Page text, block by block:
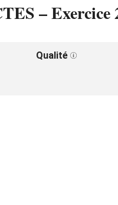
– Exercice
Qualité